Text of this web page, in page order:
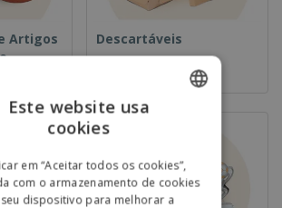
Artigos
Descartáveis
SPANISH
Este website usa
cookies
em “Aceitar todos os cookies”,
com o armazenamento de cookies
dispositivo para melhorar a